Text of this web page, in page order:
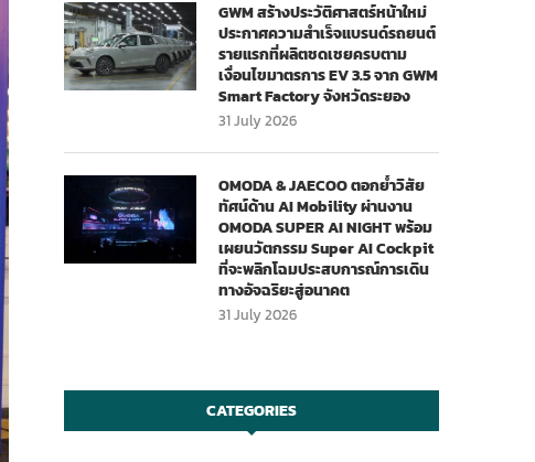
GWM สร้างประวัติศาสตร์หน้าใหม่
ประกาศความสำเร็จแบรนด์รถยนต์
รายแรกที่ผลิตชดเชยครบตาม
เงื่อนไขมาตรการ EV 3.5 จาก GWM
Smart Factory จังหวัดระยอง
31 July 2026
OMODA & JAECOO ตอกย้ำวิสัย
ทัศน์ด้าน AI Mobility ผ่านงาน
OMODA SUPER AI NIGHT พร้อม
เผยนวัตกรรม Super AI Cockpit
ที่จะพลิกโฉมประสบการณ์การเดิน
ทางอัจฉริยะสู่อนาคต
31 July 2026
CATEGORIES